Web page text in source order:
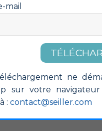
destinées au
fins de gestion
Le Présentoir
ou d’offres du
de radiation et
il peut
mail
ne
sur votre
: contact@seiller.com